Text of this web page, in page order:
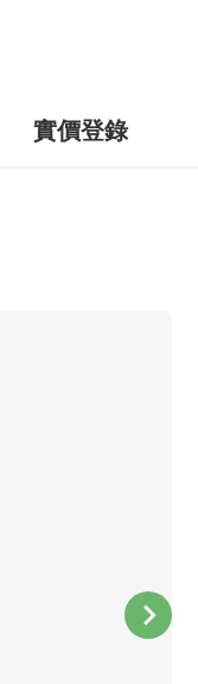
實價登錄